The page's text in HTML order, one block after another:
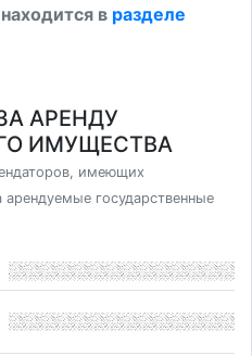
в разделе
АРЕНДУ
ИМУЩЕСТВА
имеющих
государственные